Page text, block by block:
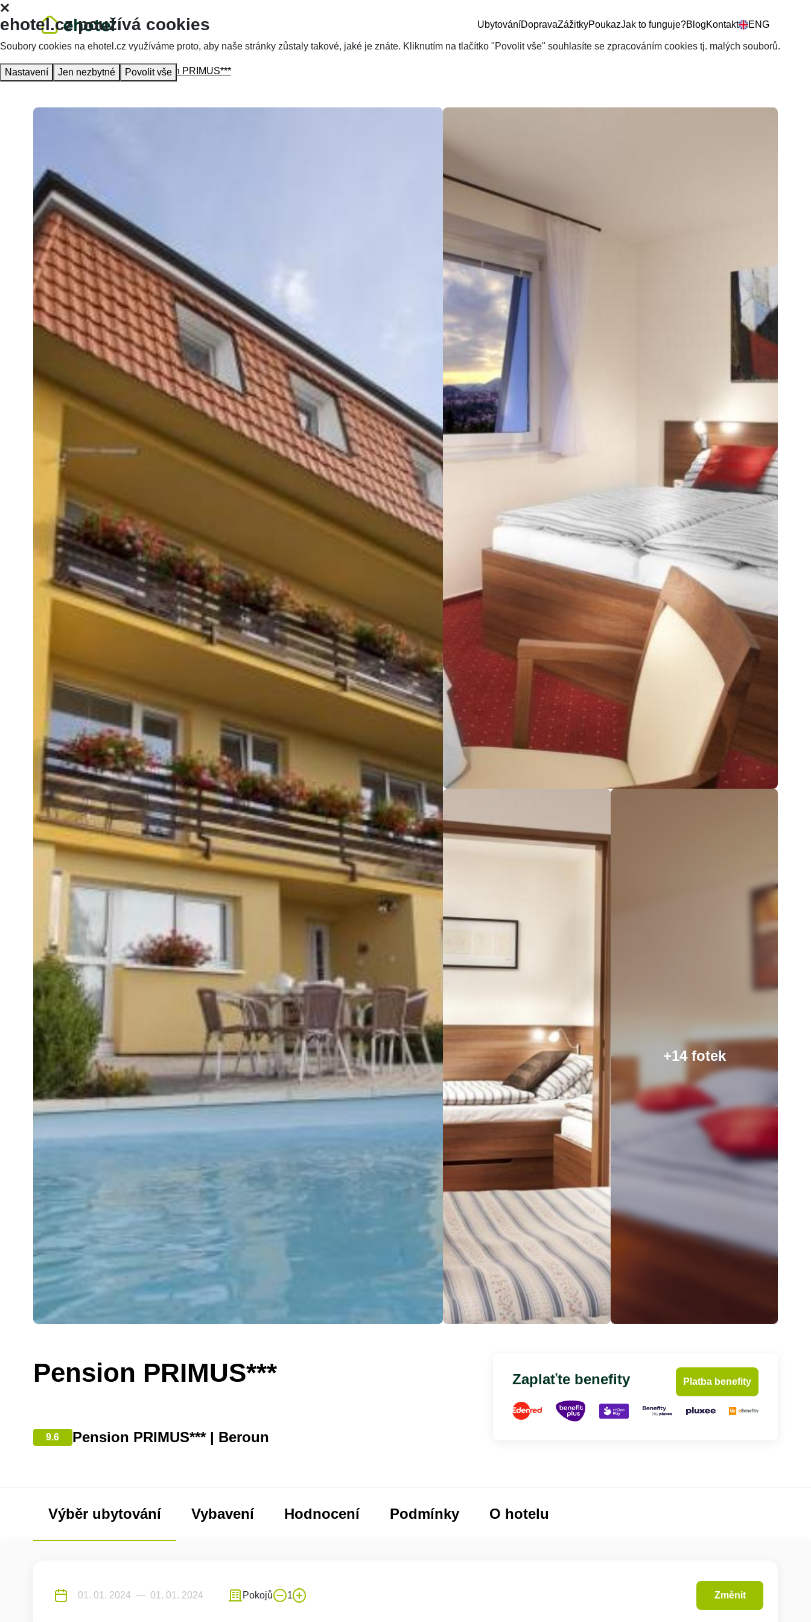
UbytováníDopravaZážitkyPoukazJak to funguje?BlogKontakt ENG
Hlavní stránka Ubytování Pension PRIMUS***
+14 fotek
Pension PRIMUS***
9.6 Pension PRIMUS*** | Beroun
Zaplaťte benefity Platba benefity
Výběr ubytování Vybavení Hodnocení Podmínky O hotelu
Pokojů 1 Změnit
ehotel.cz používá cookies
Soubory cookies na ehotel.cz využíváme proto, aby naše stránky zůstaly takové, jaké je znáte. Kliknutím na tlačítko "Povolit vše" souhlasíte se zpracováním cookies tj. malých souborů.
Nastavení Jen nezbytné Povolit vše